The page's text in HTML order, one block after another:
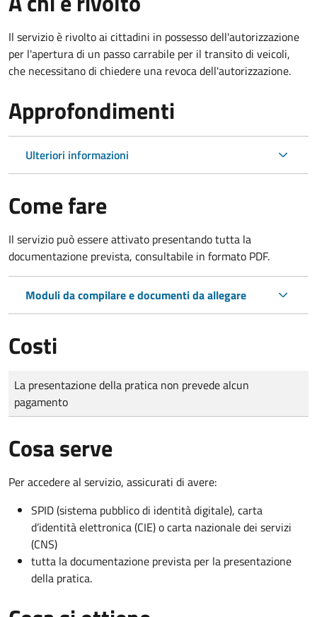
Il servizio è rivolto ai cittadini in possesso dell'autorizzazione
per l'apertura di un passo carrabile per il transito di veicoli,
che necessitano di chiedere una revoca dell'autorizzazione.
Approfondimenti
Ulteriori informazioni
Come fare
Il servizio può essere attivato presentando tutta la
documentazione prevista, consultabile in formato PDF.
Moduli da compilare e documenti da allegare
Costi
Tipo di pagamento
Importo
La presentazione della pratica non prevede alcun
pagamento
Cosa serve
Per accedere al servizio, assicurati di avere:
SPID (sistema pubblico di identità digitale), carta
d’identità elettronica (CIE) o carta nazionale dei servizi
(CNS)
tutta la documentazione prevista per la presentazione
della pratica.